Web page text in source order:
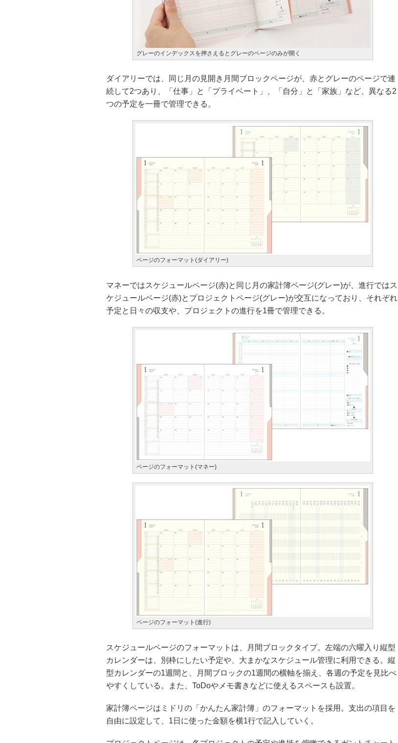
グレーのインデックスを押さえるとグレーのページのみが開く
ダイアリーでは、同じ月の見開き月間ブロックページが、赤とグレーのページで連
続して2つあり、「仕事」と「プライベート」、「自分」と「家族」など、異なる2
つの予定を一冊で管理できる。
ページのフォーマット(ダイアリー)
マネーではスケジュールページ(赤)と同じ月の家計簿ページ(グレー)が、進行ではス
ケジュールページ(赤)とプロジェクトページ(グレー)が交互になっており、それぞれ
予定と日々の収支や、プロジェクトの進行を1冊で管理できる。
ページのフォーマット(マネー)
ページのフォーマット(進行)
スケジュールページのフォーマットは、月間ブロックタイプ。左端の六曜入り縦型
カレンダーは、別枠にしたい予定や、大まかなスケジュール管理に利用できる。縦
型カレンダーの1週間と、月間ブロックの1週間の横軸を揃え、各週の予定を見比べ
やすくしている。また、ToDoやメモ書きなどに使えるスペースも設置。
家計簿ページはミドリの「かんたん家計簿」のフォーマットを採用。支出の項目を
自由に設定して、1日に使った金額を横1行で記入していく。